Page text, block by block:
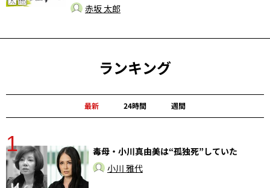
赤坂 太郎
ランキング
最新 24時間 週間
1
毒母・小川真由美は“孤独死”していた
小川 雅代